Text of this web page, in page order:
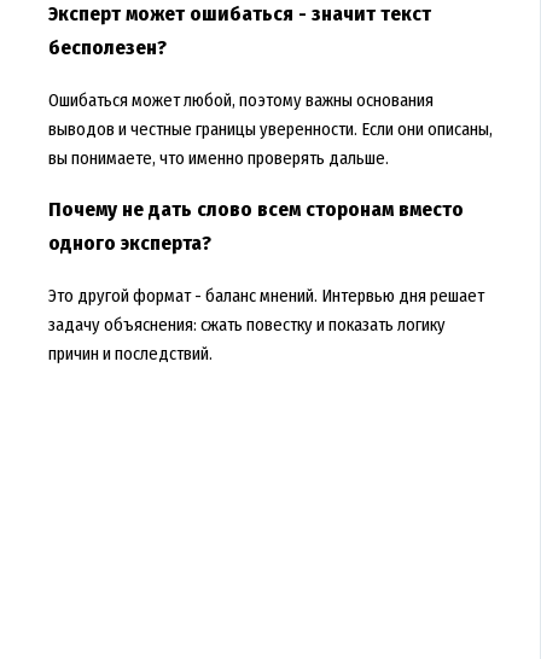
Эксперт может ошибаться - значит текст
бесполезен?
Ошибаться может любой, поэтому важны основания
выводов и честные границы уверенности. Если они описаны,
вы понимаете, что именно проверять дальше.
Почему не дать слово всем сторонам вместо
одного эксперта?
Это другой формат - баланс мнений. Интервью дня решает
задачу объяснения: сжать повестку и показать логику
причин и последствий.